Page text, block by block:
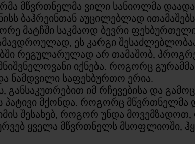
მწვრთნელმა ვილი სანიოლმა
ბაჰრეინთან აუცილებლად
მატჩში საკმაოდ ბევრი ფეხბურთელი
ამავდროულად, ეს კარგი
რეგულარულად არ თამაშობ,
იქნება. როგორც
ნამდვილი საფეხბურთო ერია.
განსაკუთრებით იმ რჩევებისა და
პატივი მქონდა. როგორც
შესახებ, როგორ უნდა
ყველა მწვრთნელს მსოფლიოში,